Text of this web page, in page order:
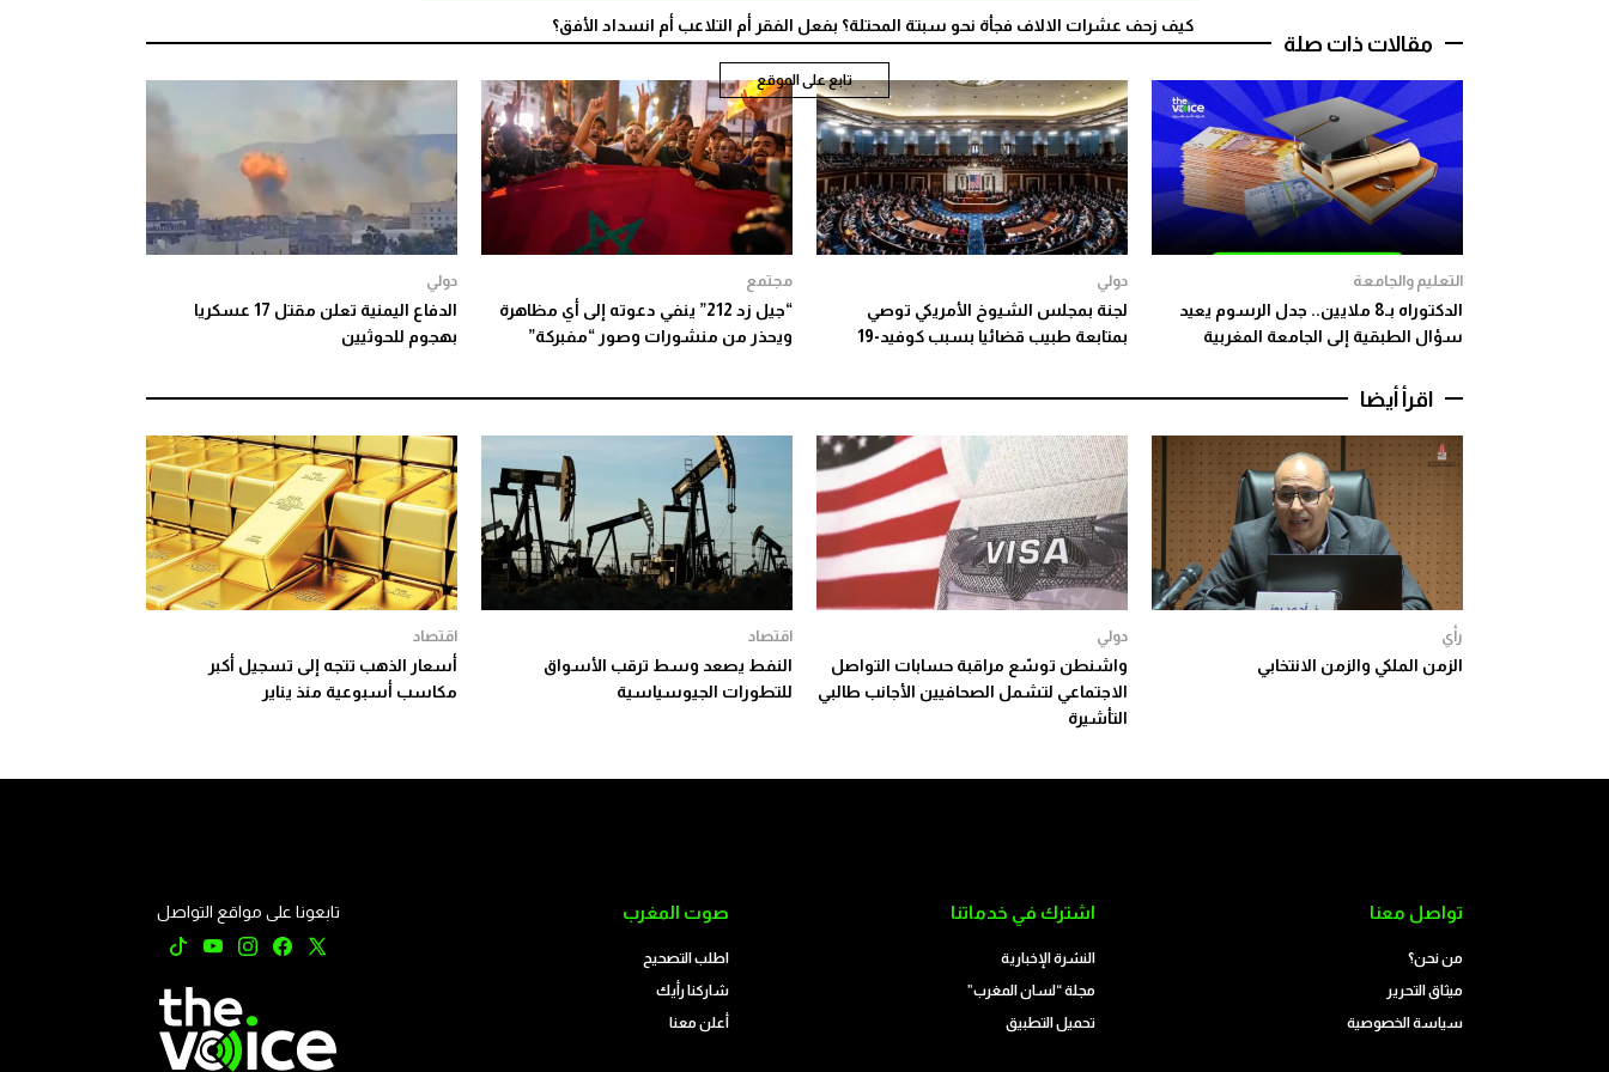
كيف زحف عشرات الالاف فجأة نحو سبتة المحتلة؟ بفعل الفقر أم التلاعب أم انسداد الأفق؟
تابع على الموقع
مقالات ذات صلة
التعليم والجامعة
الدكتوراه بـ8 ملايين.. جدل الرسوم يعيد
سؤال الطبقية إلى الجامعة المغربية
دولي
لجنة بمجلس الشيوخ الأمريكي توصي
بمتابعة طبيب قضائيا بسبب كوفيد-19
مجتمع
“جيل زد 212” ينفي دعوته إلى أي مظاهرة
ويحذر من منشورات وصور “مفبركة”
دولي
الدفاع اليمنية تعلن مقتل 17 عسكريا
بهجوم للحوثيين
اقرأ أيضا
رأي
الزمن الملكي والزمن الانتخابي
دولي
واشنطن توسّع مراقبة حسابات التواصل
الاجتماعي لتشمل الصحافيين الأجانب طالبي
التأشيرة
اقتصاد
النفط يصعد وسط ترقب الأسواق
للتطورات الجيوسياسية
اقتصاد
أسعار الذهب تتجه إلى تسجيل أكبر
مكاسب أسبوعية منذ يناير
تواصل معنا
من نحن؟
ميثاق التحرير
سياسة الخصوصية
اشترك في خدماتنا
النشرة الإخبارية
مجلة “لسان المغرب”
تحميل التطبيق
صوت المغرب
اطلب التصحيح
شاركنا رأيك
أعلن معنا
تابعونا على مواقع التواصل